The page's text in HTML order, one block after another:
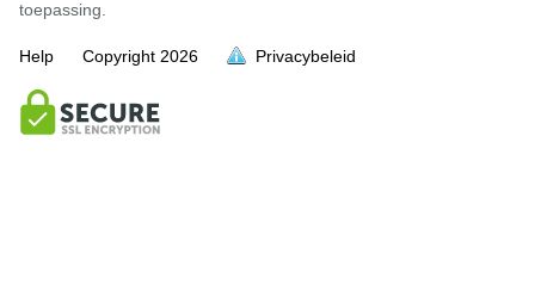
toepassing.
Help Copyright 2026 Privacybeleid